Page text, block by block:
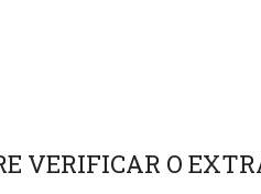
VERIFICAR O